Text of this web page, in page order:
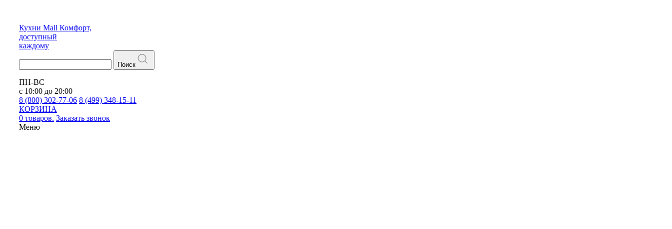
Кухни Mall Комфорт,
доступный
каждому
Поиск
ПН-ВС
с 10:00 до 20:00
8 (800) 302-77-06 8 (499) 348-15-11
КОРЗИНА
0 товаров. Заказать звонок
Меню